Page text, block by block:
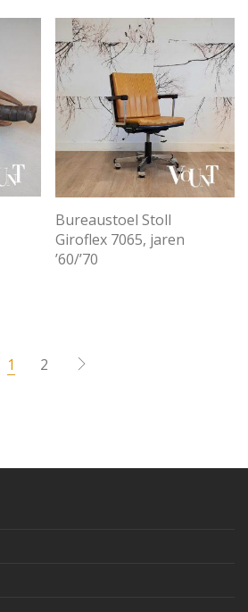
Bureaustoel Stoll
Giroflex 7065, jaren
’60/’70
1 2